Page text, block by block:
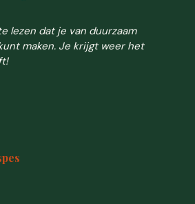
lezen dat je van duurzaam
maken. Je krijgt weer het